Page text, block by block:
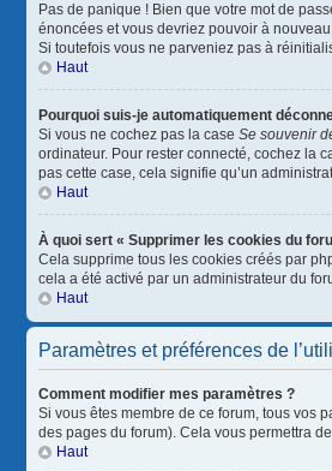
Pas de panique ! Bien que votre mot de
énoncées et vous devriez pouvoir à
Si toutefois vous ne parveniez pas à
Haut
Pourquoi suis-je automatiquement
Si vous ne cochez pas la case Se souvenir
ordinateur. Pour rester connecté, cochez la
pas cette case, cela signifie qu’un
Haut
À quoi sert « Supprimer les cookies du
Cela supprime tous les cookies créés par
cela a été activé par un administrateur du
Haut
Paramètres et préférences de
Comment modifier mes paramètres ?
Si vous êtes membre de ce forum, tous vos
des pages du forum). Cela vous permettra
Haut